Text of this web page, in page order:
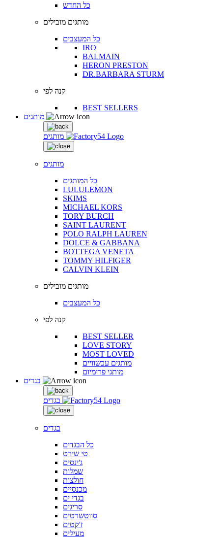
כל החדש
מותגים מובילים
כל המעצבים
IRO
BALMAIN
HERON PRESTON
DR.BARBARA STURM
קנה לפי
BEST SELLERS
מותגים
מותגים
כל המותגים
LULULEMON
SKIMS
MICHAEL KORS
TORY BURCH
SAINT LAURENT
POLO RALPH LAUREN
DOLCE & GABBANA
BOTTEGA VENETA
TOMMY HILFIGER
CALVIN KLEIN
מותגים מובילים
כל המעצבים
קנה לפי
BEST SELLER
LOVE STORY
MOST LOVED
מותגים עכשוויים
מותגי פרימיום
בגדים
בגדים
כל הבגדים
טי שירט
ג'ינסים
שמלות
חולצות
מכנסיים
בגדי ים
סריגים
סווטשרטים
ז'קטים
מעילים